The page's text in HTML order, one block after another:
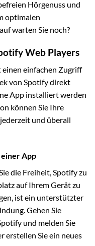
Hörgenuss und
optimalen
warten Sie noch?
Web Players
einfachen Zugriff
von Spotify direkt
App installiert werden
können Sie Ihre
und überall
App
die Freiheit, Spotify zu
auf Ihrem Gerät zu
ist ein unterstützter
Gehen Sie
und melden Sie
erstellen Sie ein neues